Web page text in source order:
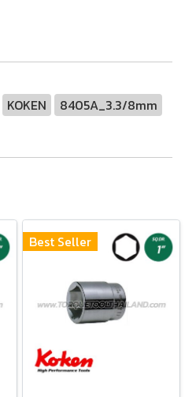
KOKEN 8405A_3.3/8mm
Best Seller